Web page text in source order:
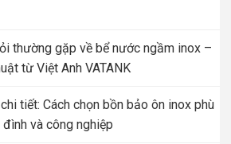
thường gặp về bể nước ngầm inox –
từ Việt Anh VATANK
tiết: Cách chọn bồn bảo ôn inox phù
và công nghiệp